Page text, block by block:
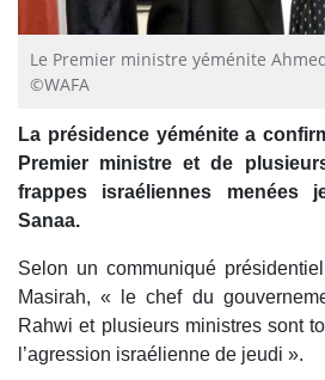
Le Premier ministre yéménite
©WAFA
La présidence yéménite a
Premier ministre et de
frappes israéliennes menées
Sanaa.
Selon un communiqué
Masirah, « le chef du
Rahwi et plusieurs ministres sont
l’agression israélienne de jeudi ».